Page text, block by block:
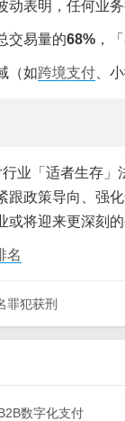
动表明，任何业
交易量的68% ，
（如跨境支付 、
业「适者生存
跟政策导向、强
将迎来更深刻
名
罪犯获刑
数字化支付